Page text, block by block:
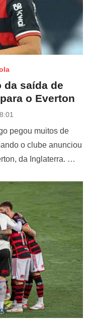
da saída de
o Everton
pegou muitos de
o clube anunciou
da Inglaterra. …